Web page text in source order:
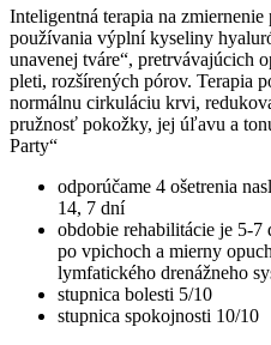
Inteligentná terapia na
používania výplní kyseliny
unavenej tváre“, pretrvávajúcich
pleti, rozšírených pórov. Terapia
normálnu cirkuláciu krvi,
pružnosť pokožky, jej úľavu a
Party“
odporúčame 4 ošetrenia
14, 7 dní
obdobie rehabilitácie je 5-
po vpichoch a mierny
lymfatického drenážneho
stupnica bolesti 5/10
stupnica spokojnosti 10/10